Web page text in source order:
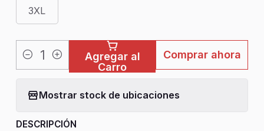
3XL
Cantidad
Agregar al
Carro
Comprar ahora
Mostrar stock de ubicaciones
DESCRIPCIÓN